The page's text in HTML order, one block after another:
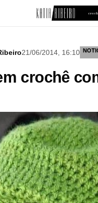
21/06/2014, 16:10
crochê